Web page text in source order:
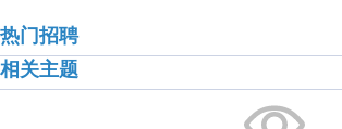
热门招聘
相关主题